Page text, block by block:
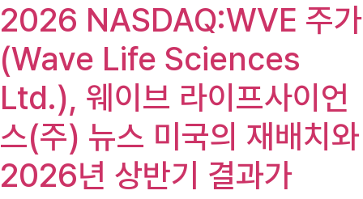
2026 NASDAQ:WVE 주가
(Wave Life Sciences
Ltd.), 웨이브 라이프사이언
스(주) 뉴스 미국의 재배치와
2026년 상반기 결과가